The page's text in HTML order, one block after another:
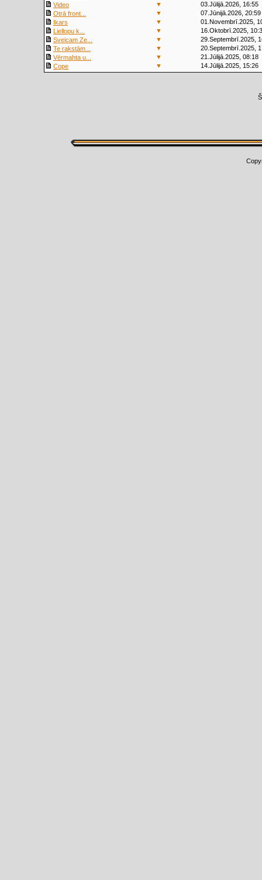
Video
▼
03.Jūlijā.2026, 16:55
Otrā front...
▼
07.Jūnijā.2026, 20:59
Ikars
▼
01.Novembrī.2025,
Liellopu k...
▼
16.Oktobrī.2025,
Sveicam Ze...
▼
29.Septembrī.2025,
Te rakstām...
▼
20.Septembrī.2025,
Vērmahta u...
▼
21.Jūlijā.2025, 08:18
Cope
▼ 14.Jūlijā.2025, 15:26